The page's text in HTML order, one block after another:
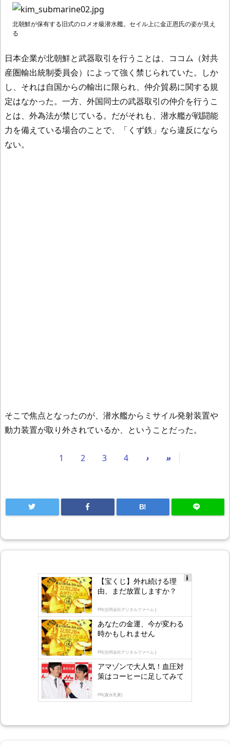
北朝鮮が保有する旧式のロメオ級潜水艦。セイル上に金正恩氏の姿が見え
る
日本企業が北朝鮮と武器取引を行うことは、ココム（対共
産圏輸出統制委員会）によって強く禁じられていた。しか
し、それは自国からの輸出に限られ、仲介貿易に関する規
定はなかった。一方、外国同士の武器取引の仲介を行うこ
とは、外為法が禁じている。だがそれも、潜水艦が戦闘能
力を備えている場合のことで、「くず鉄」なら違反になら
ない。
そこで焦点となったのが、潜水艦からミサイル発射装置や
動力装置が取り外されているか、ということだった。
1 2 3 4 › »
B!
gly
【宝くじ】外れ続ける理
由、まだ放置しますか？
PR(合同会社デジタルファーム )
あなたの金運、今が変わる
時かもしれません
PR(合同会社デジタルファーム )
アマゾンで大人気！血圧対
策はコーヒーに足してみて
PR(森永乳業)